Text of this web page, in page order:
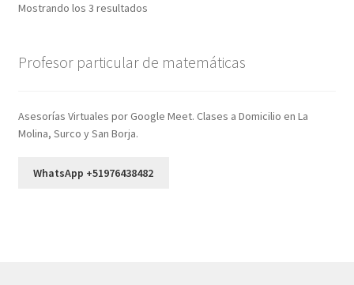
Mostrando los 3 resultados
Profesor particular de matemáticas
Asesorías Virtuales por Google Meet. Clases a Domicilio en La
Molina, Surco y San Borja.
WhatsApp +51976438482